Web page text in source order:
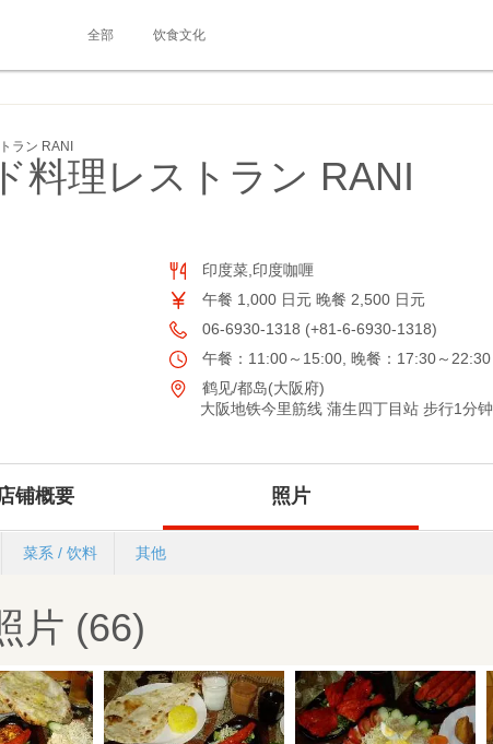
全部 饮食文化
ラン RANI
料理レストラン RANI
印度菜,印度咖喱
午餐 1,000 日元 晚餐 2,500 日元
06-6930-1318 (+81-6-6930-1318)
午餐：11:00～15:00, 晚餐：17:30～22:30
鹤见/都岛(大阪府)
大阪地铁今里筋线 蒲生四丁目站 步行1分钟
铺概要 照片
菜系 / 饮料 其他
片 (66)